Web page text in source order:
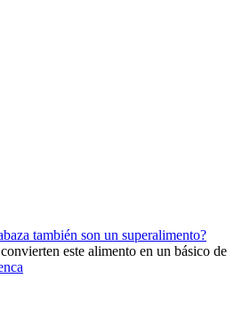
también son un superalimento?
este alimento en un básico de